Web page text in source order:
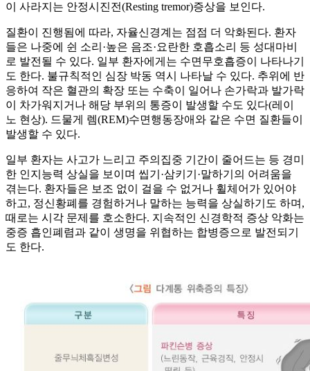
이 사라지는 안정시진전(Resting tremor)증상을 보인다.
질환이 진행됨에 따라, 자율신경계는 점점 더 악화된다. 환자
들은 나중에 쉰 소리·높은 음조·요란한 호흡소리 등 성대마비
로 발전될 수 있다. 일부 환자에게는 수면무호흡증이 나타나기
도 한다. 불규칙적인 심장 박동 역시 나타날 수 있다. 추위에 반
응하여 작은 혈관의 확장 또는 수축이 일어나 손가락과 발가락
이 차가워지거나 해당 부위의 통증이 발생할 수도 있다(레이
노 현상). 드물게 렘(REM)수면행동장애와 같은 수면 질환들이
발생할 수 있다.
일부 환자는 사고가 느리고 주의집중 기간이 줄어드는 등 경미
한 인지능력 상실을 보이며 씹기·삼키기·말하기의 어려움을
겪는다. 환자들은 보조 없이 걸을 수 없거나 휠체어가 있어야
하고, 정신황폐를 경험하거나 말하는 능력을 상실하기도 하며,
때로는 시각 문제를 호소한다. 지속적인 신경학적 증상 악화는
중증 흡인폐렴과 같이 생명을 위협하는 합병증으로 발전되기
도 한다.